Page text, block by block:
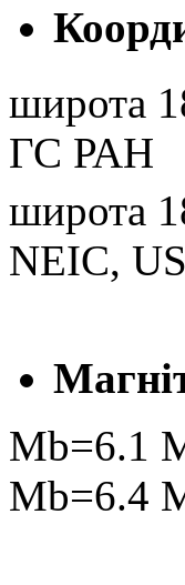
широта
ГС РАН
широта
NEIC,
Mb=6.1
Mb=6.4